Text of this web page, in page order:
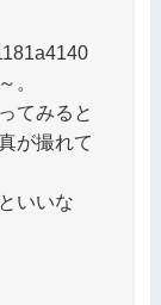
。
てみると
が撮れて
いいな